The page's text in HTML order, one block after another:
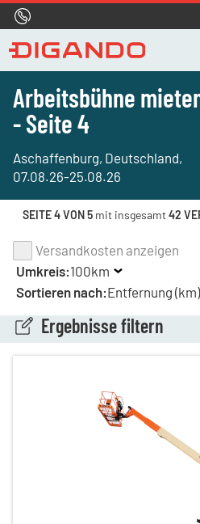
Arbeitsbühne
- Seite 4
Aschaffenburg, Deutschland,
07.08.26-25.08.26
SEITE 4 VON 5mit insgesamt42
Ergebnisse filtern
Versandkosten anzeigen
Umkreis:100km
Sortieren nach:Entfernung (km)